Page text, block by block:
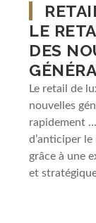
LE
DES
Le retail de
nouvelles
rapidement
d’anticiper le
grâce à une
et